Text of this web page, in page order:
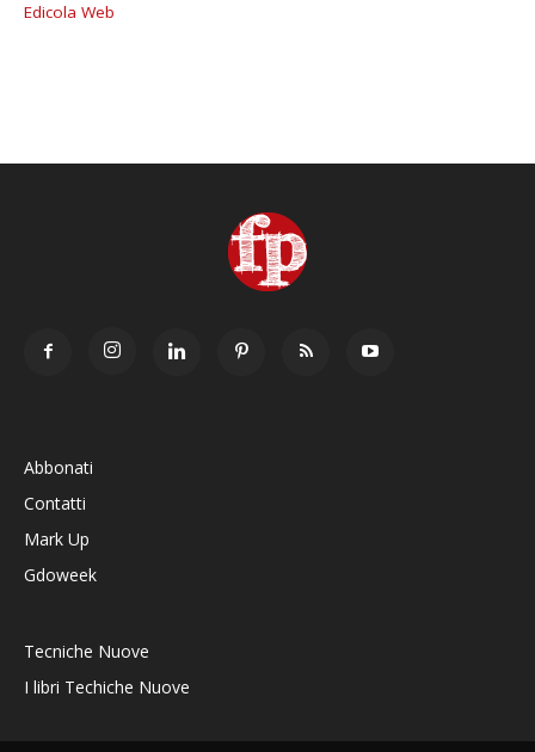
Edicola Web
Abbonati
Contatti
Mark Up
Gdoweek
Tecniche Nuove
I libri Techiche Nuove